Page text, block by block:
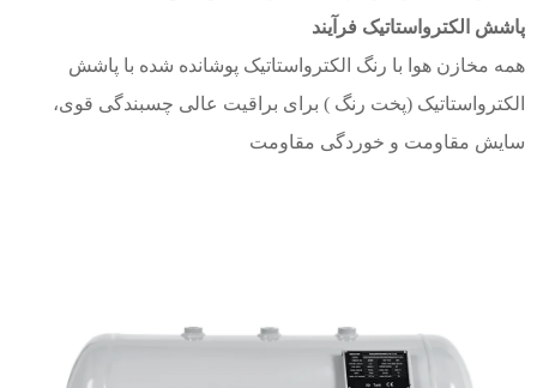
پاشش الکترواستاتیک فرآیند
همه مخازن هوا با رنگ الکترواستاتیک پوشانده شده با پاشش
الکترواستاتیک (پخت رنگ ) برای براقیت عالی چسبندگی قوی،
سایش مقاومت و خوردگی مقاومت